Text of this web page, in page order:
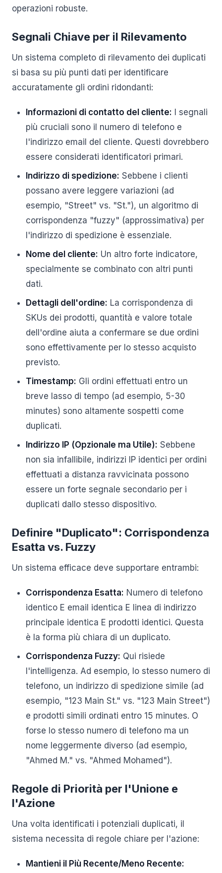
operazioni robuste.
Segnali Chiave per il Rilevamento
Un sistema completo di rilevamento dei duplicati
si basa su più punti dati per identificare
accuratamente gli ordini ridondanti:
Informazioni di contatto del cliente: I segnali
più cruciali sono il numero di telefono e
l'indirizzo email del cliente. Questi dovrebbero
essere considerati identificatori primari.
Indirizzo di spedizione: Sebbene i clienti
possano avere leggere variazioni (ad
esempio, "Street" vs. "St."), un algoritmo di
corrispondenza "fuzzy" (approssimativa) per
l'indirizzo di spedizione è essenziale.
Nome del cliente: Un altro forte indicatore,
specialmente se combinato con altri punti
dati.
Dettagli dell'ordine: La corrispondenza di
SKUs dei prodotti, quantità e valore totale
dell'ordine aiuta a confermare se due ordini
sono effettivamente per lo stesso acquisto
previsto.
Timestamp: Gli ordini effettuati entro un
breve lasso di tempo (ad esempio, 5-30
minutes) sono altamente sospetti come
duplicati.
Indirizzo IP (Opzionale ma Utile): Sebbene
non sia infallibile, indirizzi IP identici per ordini
effettuati a distanza ravvicinata possono
essere un forte segnale secondario per i
duplicati dallo stesso dispositivo.
Definire "Duplicato": Corrispondenza
Esatta vs. Fuzzy
Un sistema efficace deve supportare entrambi:
Corrispondenza Esatta: Numero di telefono
identico E email identica E linea di indirizzo
principale identica E prodotti identici. Questa
è la forma più chiara di un duplicato.
Corrispondenza Fuzzy: Qui risiede
l'intelligenza. Ad esempio, lo stesso numero di
telefono, un indirizzo di spedizione simile (ad
esempio, "123 Main St." vs. "123 Main Street")
e prodotti simili ordinati entro 15 minutes. O
forse lo stesso numero di telefono ma un
nome leggermente diverso (ad esempio,
"Ahmed M." vs. "Ahmed Mohamed").
Regole di Priorità per l'Unione e
l'Azione
Una volta identificati i potenziali duplicati, il
sistema necessita di regole chiare per l'azione:
Mantieni il Più Recente/Meno Recente: